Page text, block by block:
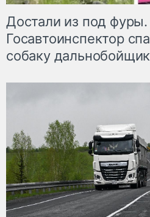
Достали из под фуры.
Госавтоинспектор
собаку